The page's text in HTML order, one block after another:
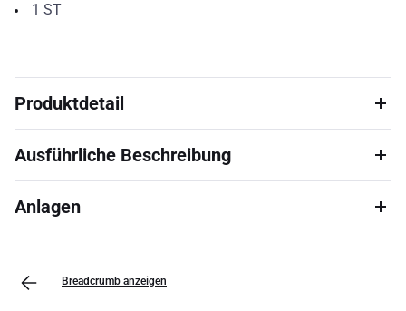
1 ST
Produktdetail
Ausführliche Beschreibung
Anlagen
Breadcrumb anzeigen